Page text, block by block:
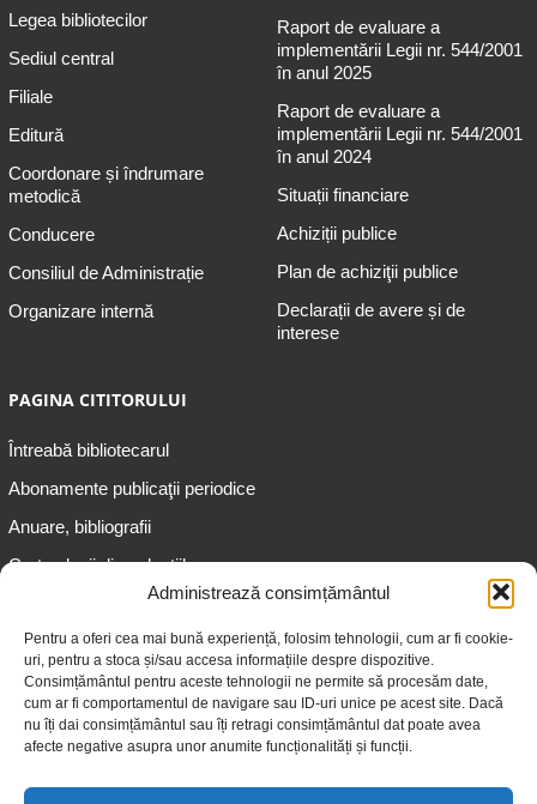
Administrează consimțământul
Pentru a oferi cea mai bună experiență, folosim tehnologii, cum ar fi cookie-
uri, pentru a stoca și/sau accesa informațiile despre dispozitive.
Consimțământul pentru aceste tehnologii ne permite să procesăm date,
cum ar fi comportamentul de navigare sau ID-uri unice pe acest site. Dacă
nu îți dai consimțământul sau îți retragi consimțământul dat poate avea
afecte negative asupra unor anumite funcționalități și funcții.
Legea bibliotecilor
Sediul central
Filiale
Editură
Coordonare și îndrumare
metodică
Conducere
Consiliul de Administrație
Organizare internă
Raport de evaluare a
implementării Legii nr. 544/2001
în anul 2025
Raport de evaluare a
implementării Legii nr. 544/2001
în anul 2024
Situații financiare
Achiziții publice
Plan de achiziţii publice
Declarații de avere și de
interese
PAGINA CITITORULUI
Întreabă bibliotecarul
Abonamente publicaţii periodice
Anuare, bibliografii
Cartea lunii din colecțiile
Informații pentru adolescenți
Informații pentru adulți
Informații pentru seniori